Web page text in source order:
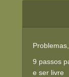
9 passos
e ser livre